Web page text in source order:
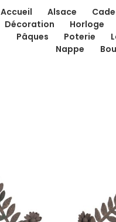
Accueil Alsace
Décoration
Horloge
Pâques
Poterie
Nappe